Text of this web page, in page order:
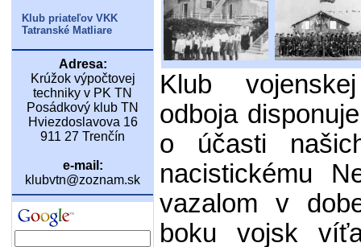
Klub priateľov VKK
Tatranské Matliare
Adresa:
Krúžok výpočtovej
techniky v PK TN
Posádkový klub TN
Hviezdoslavova 16
911 27 Trenčín
e-mail:
klubvtn@zoznam.sk
Klub
odboja
o účasti
nacistickému
vazalom v
boku vojsk